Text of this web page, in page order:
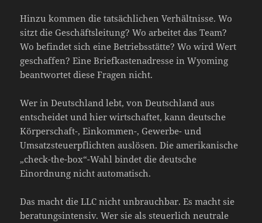
Hinzu kommen die tatsächlichen Verhältnisse. Wo
sitzt die Geschäftsleitung? Wo arbeitet das Team?
Wo befindet sich eine Betriebsstätte? Wo wird Wert
geschaffen? Eine Briefkastenadresse in Wyoming
beantwortet diese Fragen nicht.
Wer in Deutschland lebt, von Deutschland aus
entscheidet und hier wirtschaftet, kann deutsche
Körperschaft-, Einkommen-, Gewerbe- und
Umsatzsteuerpflichten auslösen. Die amerikanische
„check-the-box“-Wahl bindet die deutsche
Einordnung nicht automatisch.
Das macht die LLC nicht unbrauchbar. Es macht sie
beratungsintensiv. Wer sie als steuerlich neutrale